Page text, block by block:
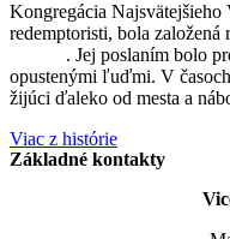
Kongregácia
redemptoristi, bola založená
. Jej poslaním bolo
opustenými ľuďmi. V
žijúci ďaleko od mesta a
Viac z histórie
Základné kontakty